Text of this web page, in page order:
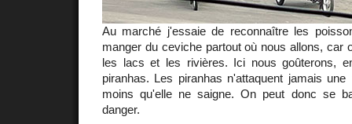
Au marché j'essaie de reconnaître les
manger du ceviche partout où nous allons, car
les lacs et les rivières. Ici nous goûterons,
piranhas. Les piranhas n'attaquent jamais
moins qu'elle ne saigne. On peut donc se
danger.